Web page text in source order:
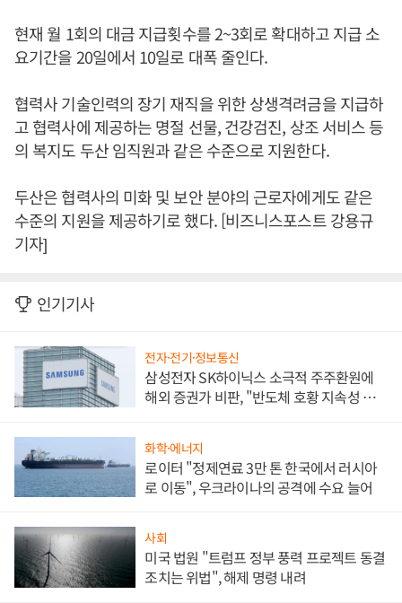
현재 월 1회의 대금 지급횟수를 2~3회로 확대하고 지급 소
요기간을 20일에서 10일로 대폭 줄인다.
협력사 기술인력의 장기 재직을 위한 상생격려금을 지급하
고 협력사에 제공하는 명절 선물, 건강검진, 상조 서비스 등
의 복지도 두산 임직원과 같은 수준으로 지원한다.
두산은 협력사의 미화 및 보안 분야의 근로자에게도 같은
수준의 지원을 제공하기로 했다. [비즈니스포스트 강용규
기자]
인기기사
전자·전기·정보통신
삼성전자 SK하이닉스 소극적 주주환원에
해외 증권가 비판, "반도체 호황 지속성 의
화학·에너지
로이터 "정제연료 3만 톤 한국에서 러시아
로 이동", 우크라이나의 공격에 수요 늘어
사회
미국 법원 "트럼프 정부 풍력 프로젝트 동결
조치는 위법", 해제 명령 내려